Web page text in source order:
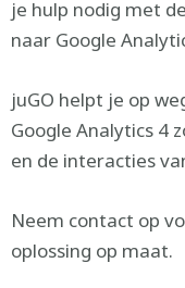
je hulp nodig met
naar Google
juGO helpt je op
Google Analytics 4
en de interacties
Neem contact op
oplossing op maat.